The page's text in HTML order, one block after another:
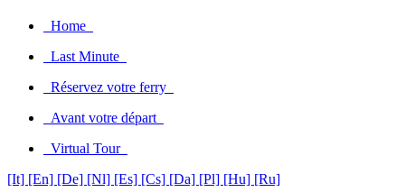
Home
Last Minute
Réservez votre ferry
Avant votre départ
Virtual Tour
[It] [En] [De] [Nl] [Es] [Cs] [Da] [Pl] [Hu] [Ru]